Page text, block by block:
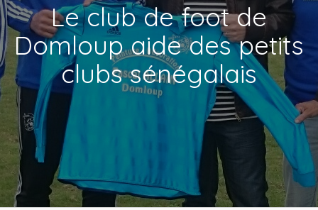
Le club de foot de
Domloup aide des petits
clubs sénégalais